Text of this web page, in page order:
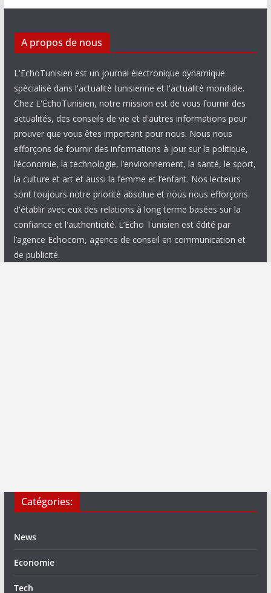
A propos de nous
L'EchoTunisien est un journal électronique dynamique
spécialisé dans l'actualité tunisienne et l'actualité mondiale.
Chez L'EchoTunisien, notre mission est de vous fournir des
actualités, des conseils de vie et d'autres informations pour
prouver que vous êtes important pour nous. Nous nous
efforçons de fournir des informations à jour sur la politique,
l’économie, la technologie, l’environnement, la santé, le sport,
la culture et art et aussi la femme et l’enfant. Nos lecteurs
sont toujours notre priorité absolue et nous nous efforçons
d'établir avec eux des relations à long terme basées sur la
confiance et l'authenticité. L’Echo Tunisien est édité par
l’agence Echocom, agence de conseil en communication et
de publicité.
Catégories:
News
Economie
Tech